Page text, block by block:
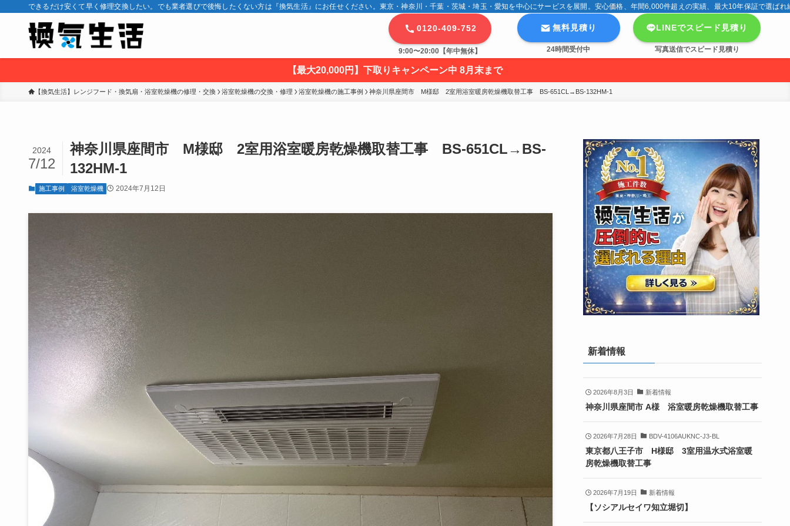
できるだけ安くて早く修理交換したい。でも業者選びで後悔したくない方は『換気生活』にお任せください。東京・神奈川・千葉・茨城・埼玉・愛知を中心にサービスを展開。安心価格、年間6,000件超えの実績、最大10年保証で選ばれ
0120-409-752
9:00〜20:00【年中無休】
無料見積り
24時間受付中
LINEでスピード見積り
写真送信でスピード見積り
【最大20,000円】下取りキャンペーン中 8月末まで
【換気生活】レンジフード・換気扇・浴室乾燥機の修理・交換 浴室乾燥機の交換・修理 浴室乾燥機の施工事例 神奈川県座間市　M様邸　2室用浴室暖房乾燥機取替工事　BS-651CL→BS-132HM-1
神奈川県座間市 M様邸 2室用浴室暖房乾燥機取替工事 BS-651CL→BS-
132HM-1
2024
7/12
施工事例 浴室乾燥機 2024年7月12日
新着情報
2026年8月3日 新着情報
神奈川県座間市 A様 浴室暖房乾燥機取替工事
2026年7月28日 BDV-4106AUKNC-J3-BL
東京都八王子市 H様邸 3室用温水式浴室暖
房乾燥機取替工事
2026年7月19日 新着情報
【ソシアルセイワ知立堀切】